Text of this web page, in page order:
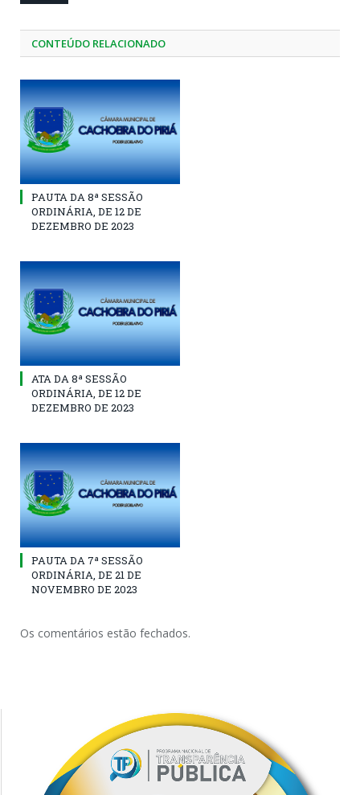
CONTEÚDO RELACIONADO
PAUTA DA 8ª SESSÃO
ORDINÁRIA, DE 12 DE
DEZEMBRO DE 2023
ATA DA 8ª SESSÃO
ORDINÁRIA, DE 12 DE
DEZEMBRO DE 2023
PAUTA DA 7ª SESSÃO
ORDINÁRIA, DE 21 DE
NOVEMBRO DE 2023
Os comentários estão fechados.